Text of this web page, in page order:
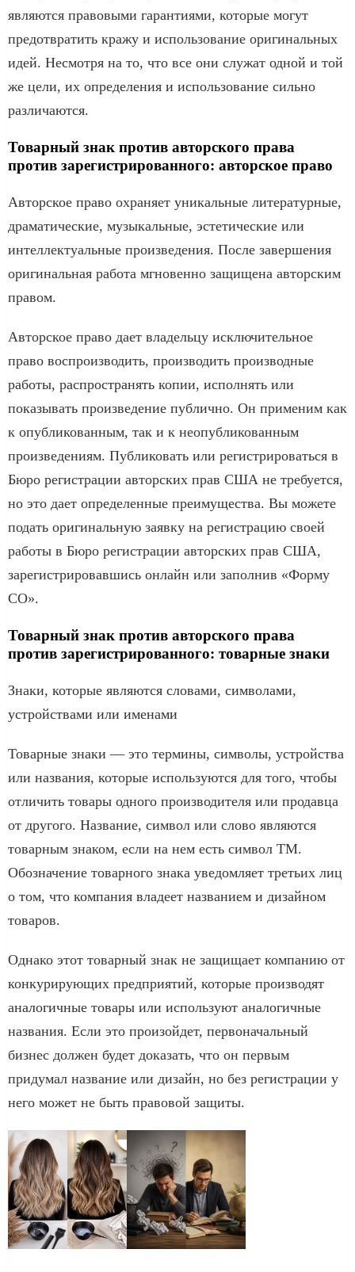
являются правовыми гарантиями, которые могут
предотвратить кражу и использование оригинальных
идей. Несмотря на то, что все они служат одной и той
же цели, их определения и использование сильно
различаются.
Товарный знак против авторского права
против зарегистрированного: авторское право
Авторское право охраняет уникальные литературные,
драматические, музыкальные, эстетические или
интеллектуальные произведения. После завершения
оригинальная работа мгновенно защищена авторским
правом.
Авторское право дает владельцу исключительное
право воспроизводить, производить производные
работы, распространять копии, исполнять или
показывать произведение публично. Он применим как
к опубликованным, так и к неопубликованным
произведениям. Публиковать или регистрироваться в
Бюро регистрации авторских прав США не требуется,
но это дает определенные преимущества. Вы можете
подать оригинальную заявку на регистрацию своей
работы в Бюро регистрации авторских прав США,
зарегистрировавшись онлайн или заполнив «Форму
CO».
Товарный знак против авторского права
против зарегистрированного: товарные знаки
Знаки, которые являются словами, символами,
устройствами или именами
Товарные знаки — это термины, символы, устройства
или названия, которые используются для того, чтобы
отличить товары одного производителя или продавца
от другого. Название, символ или слово являются
товарным знаком, если на нем есть символ ТМ.
Обозначение товарного знака уведомляет третьих лиц
о том, что компания владеет названием и дизайном
товаров.
Однако этот товарный знак не защищает компанию от
конкурирующих предприятий, которые производят
аналогичные товары или используют аналогичные
названия. Если это произойдет, первоначальный
бизнес должен будет доказать, что он первым
придумал название или дизайн, но без регистрации у
него может не быть правовой защиты.